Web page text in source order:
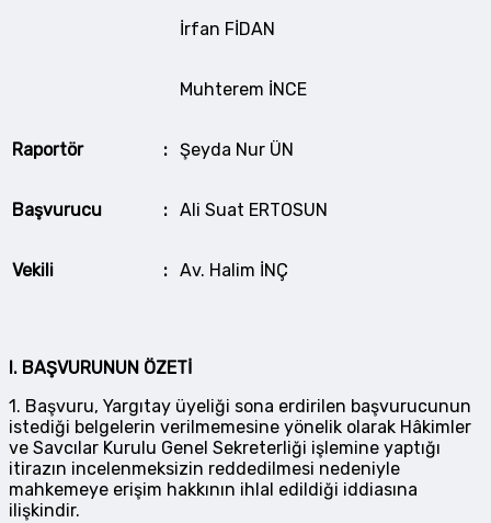
İrfan FİDAN
Muhterem İNCE
Raportör : Şeyda Nur ÜN
Başvurucu : Ali Suat ERTOSUN
Vekili : Av. Halim İNÇ
I. BAŞVURUNUN ÖZETİ
1. Başvuru, Yargıtay üyeliği sona erdirilen başvurucunun
istediği belgelerin verilmemesine yönelik olarak Hâkimler
ve Savcılar Kurulu Genel Sekreterliği işlemine yaptığı
itirazın incelenmeksizin reddedilmesi nedeniyle
mahkemeye erişim hakkının ihlal edildiği iddiasına
ilişkindir.